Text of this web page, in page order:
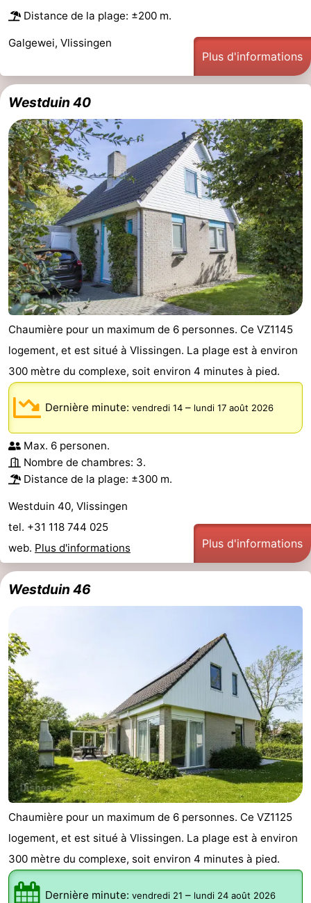
vélo
Équitation
-
Terrains
de
-
Peche
-
de
l'anneau
Boire
et
manger
Événements
Pratiques
Forum
Route
-
Ferry
Stationnement
Adresses
Médicales
Région
Zeeland
Schouwen-
Duiveland
-
Renesse
-
Brouwershaven
-
Bruinisse
-
Nature
Oosterschelde
-
Burgh
Haamstede
-
Nature
Kop
van
Schouwen
Walcheren
-
Veere
-
Nature
Oranjezon
-
Oostkapelle
-
Nature
de
-
Domburg
Distance de la plage: ±200 m.
Galgewei, Vlissingen
Plus d'informations
Westduin 40
Chaumière pour un maximum de 6 personnes. Ce VZ1145
logement, et est situé à Vlissingen. La plage est à environ
300 mètre du complexe, soit environ 4 minutes à pied.
Dernière minute: vendredi 14 – lundi 17 août 2026
Max. 6 personen.
Nombre de chambres: 3.
Distance de la plage: ±300 m.
Westduin 40, Vlissingen
tel. +31 118 744 025
web. Plus d'informations Plus d'informations
Westduin 46
Chaumière pour un maximum de 6 personnes. Ce VZ1125
logement, et est situé à Vlissingen. La plage est à environ
300 mètre du complexe, soit environ 4 minutes à pied.
Dernière minute: vendredi 21 – lundi 24 août 2026